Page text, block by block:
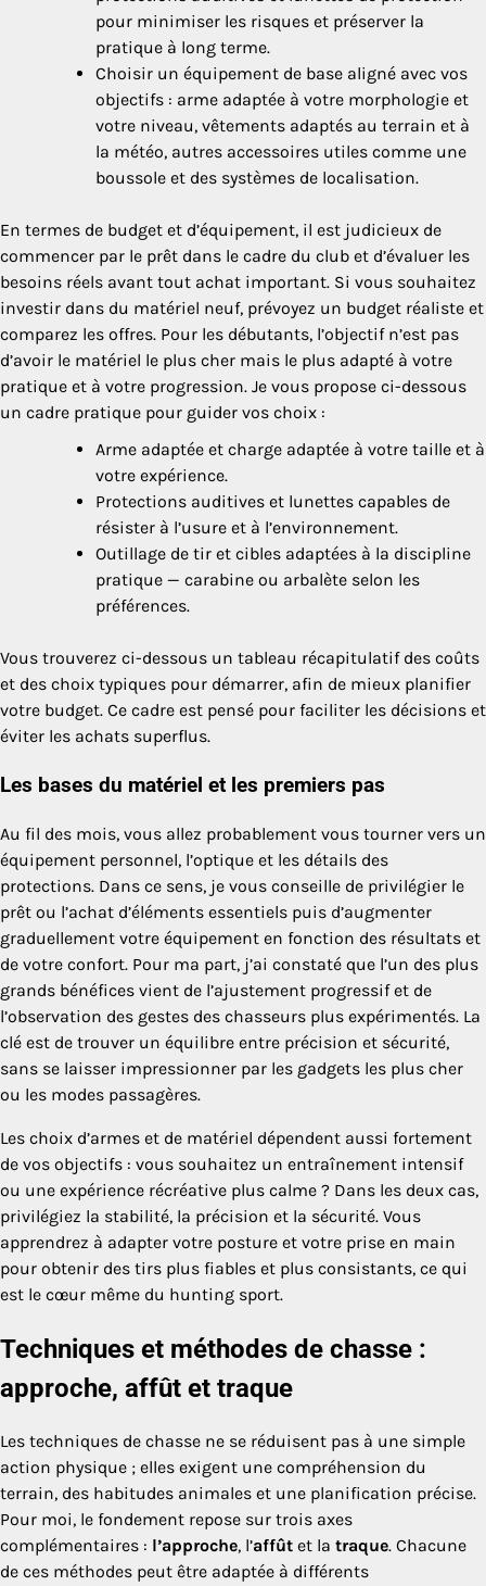
pour minimiser les risques et préserver la
pratique à long terme.
Choisir un équipement de base aligné avec vos
objectifs : arme adaptée à votre morphologie et
votre niveau, vêtements adaptés au terrain et à
la météo, autres accessoires utiles comme une
boussole et des systèmes de localisation.
En termes de budget et d’équipement, il est judicieux de
commencer par le prêt dans le cadre du club et d’évaluer les
besoins réels avant tout achat important. Si vous souhaitez
investir dans du matériel neuf, prévoyez un budget réaliste et
comparez les offres. Pour les débutants, l’objectif n’est pas
d’avoir le matériel le plus cher mais le plus adapté à votre
pratique et à votre progression. Je vous propose ci-dessous
un cadre pratique pour guider vos choix :
Arme adaptée et charge adaptée à votre taille et à
votre expérience.
Protections auditives et lunettes capables de
résister à l’usure et à l’environnement.
Outillage de tir et cibles adaptées à la discipline
pratique — carabine ou arbalète selon les
préférences.
Vous trouverez ci-dessous un tableau récapitulatif des coûts
et des choix typiques pour démarrer, afin de mieux planifier
votre budget. Ce cadre est pensé pour faciliter les décisions et
éviter les achats superflus.
Les bases du matériel et les premiers pas
Au fil des mois, vous allez probablement vous tourner vers un
équipement personnel, l’optique et les détails des
protections. Dans ce sens, je vous conseille de privilégier le
prêt ou l’achat d’éléments essentiels puis d’augmenter
graduellement votre équipement en fonction des résultats et
de votre confort. Pour ma part, j’ai constaté que l’un des plus
grands bénéfices vient de l’ajustement progressif et de
l’observation des gestes des chasseurs plus expérimentés. La
clé est de trouver un équilibre entre précision et sécurité,
sans se laisser impressionner par les gadgets les plus cher
ou les modes passagères.
Les choix d’armes et de matériel dépendent aussi fortement
de vos objectifs : vous souhaitez un entraînement intensif
ou une expérience récréative plus calme ? Dans les deux cas,
privilégiez la stabilité, la précision et la sécurité. Vous
apprendrez à adapter votre posture et votre prise en main
pour obtenir des tirs plus fiables et plus consistants, ce qui
est le cœur même du hunting sport.
Techniques et méthodes de chasse :
approche, affût et traque
Les techniques de chasse ne se réduisent pas à une simple
action physique ; elles exigent une compréhension du
terrain, des habitudes animales et une planification précise.
Pour moi, le fondement repose sur trois axes
complémentaires : l’approche, l’affût et la traque. Chacune
de ces méthodes peut être adaptée à différents